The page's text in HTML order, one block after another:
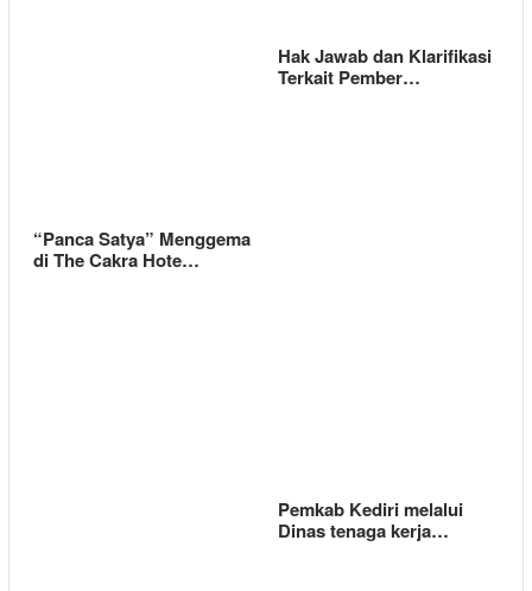
Hak Jawab dan Klarifikasi
Terkait Pember…
“Panca Satya” Menggema
di The Cakra Hote…
Pemkab Kediri melalui
Dinas tenaga kerja…